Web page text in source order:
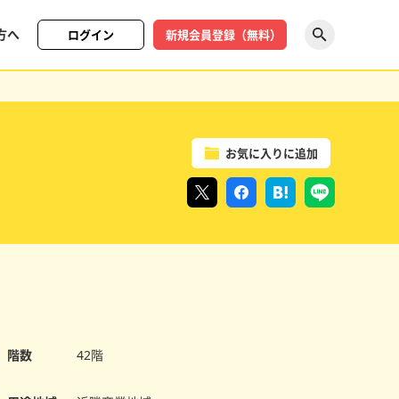
へ ログイン 新規会員登録（無料）
お気に入りに追加
階数 42階